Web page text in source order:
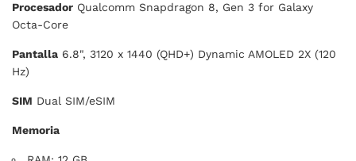
Procesador Qualcomm Snapdragon 8, Gen 3 for Galaxy
Octa-Core
Pantalla 6.8", 3120 x 1440 (QHD+) Dynamic AMOLED 2X (120
Hz)
SIM Dual SIM/eSIM
Memoria